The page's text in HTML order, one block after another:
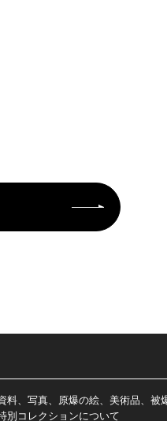
料、写真、原爆の絵、美術品、被
別コレクションについて